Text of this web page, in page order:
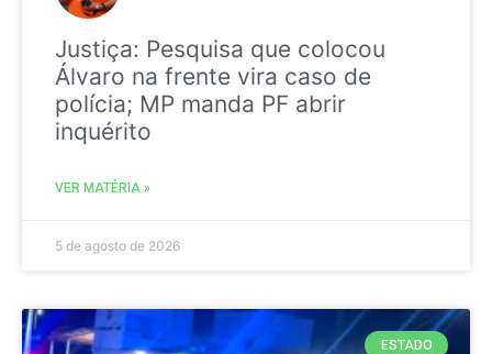
Justiça: Pesquisa que colocou
Álvaro na frente vira caso de
polícia; MP manda PF abrir
inquérito
VER MATÉRIA »
5 de agosto de 2026
ESTADO